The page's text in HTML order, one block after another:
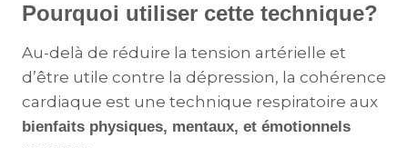
Pourquoi utiliser cette technique?
Au-delà de réduire la tension artérielle et
d’être utile contre la dépression, la cohérence
cardiaque est une technique respiratoire aux
bienfaits physiques, mentaux, et émotionnels